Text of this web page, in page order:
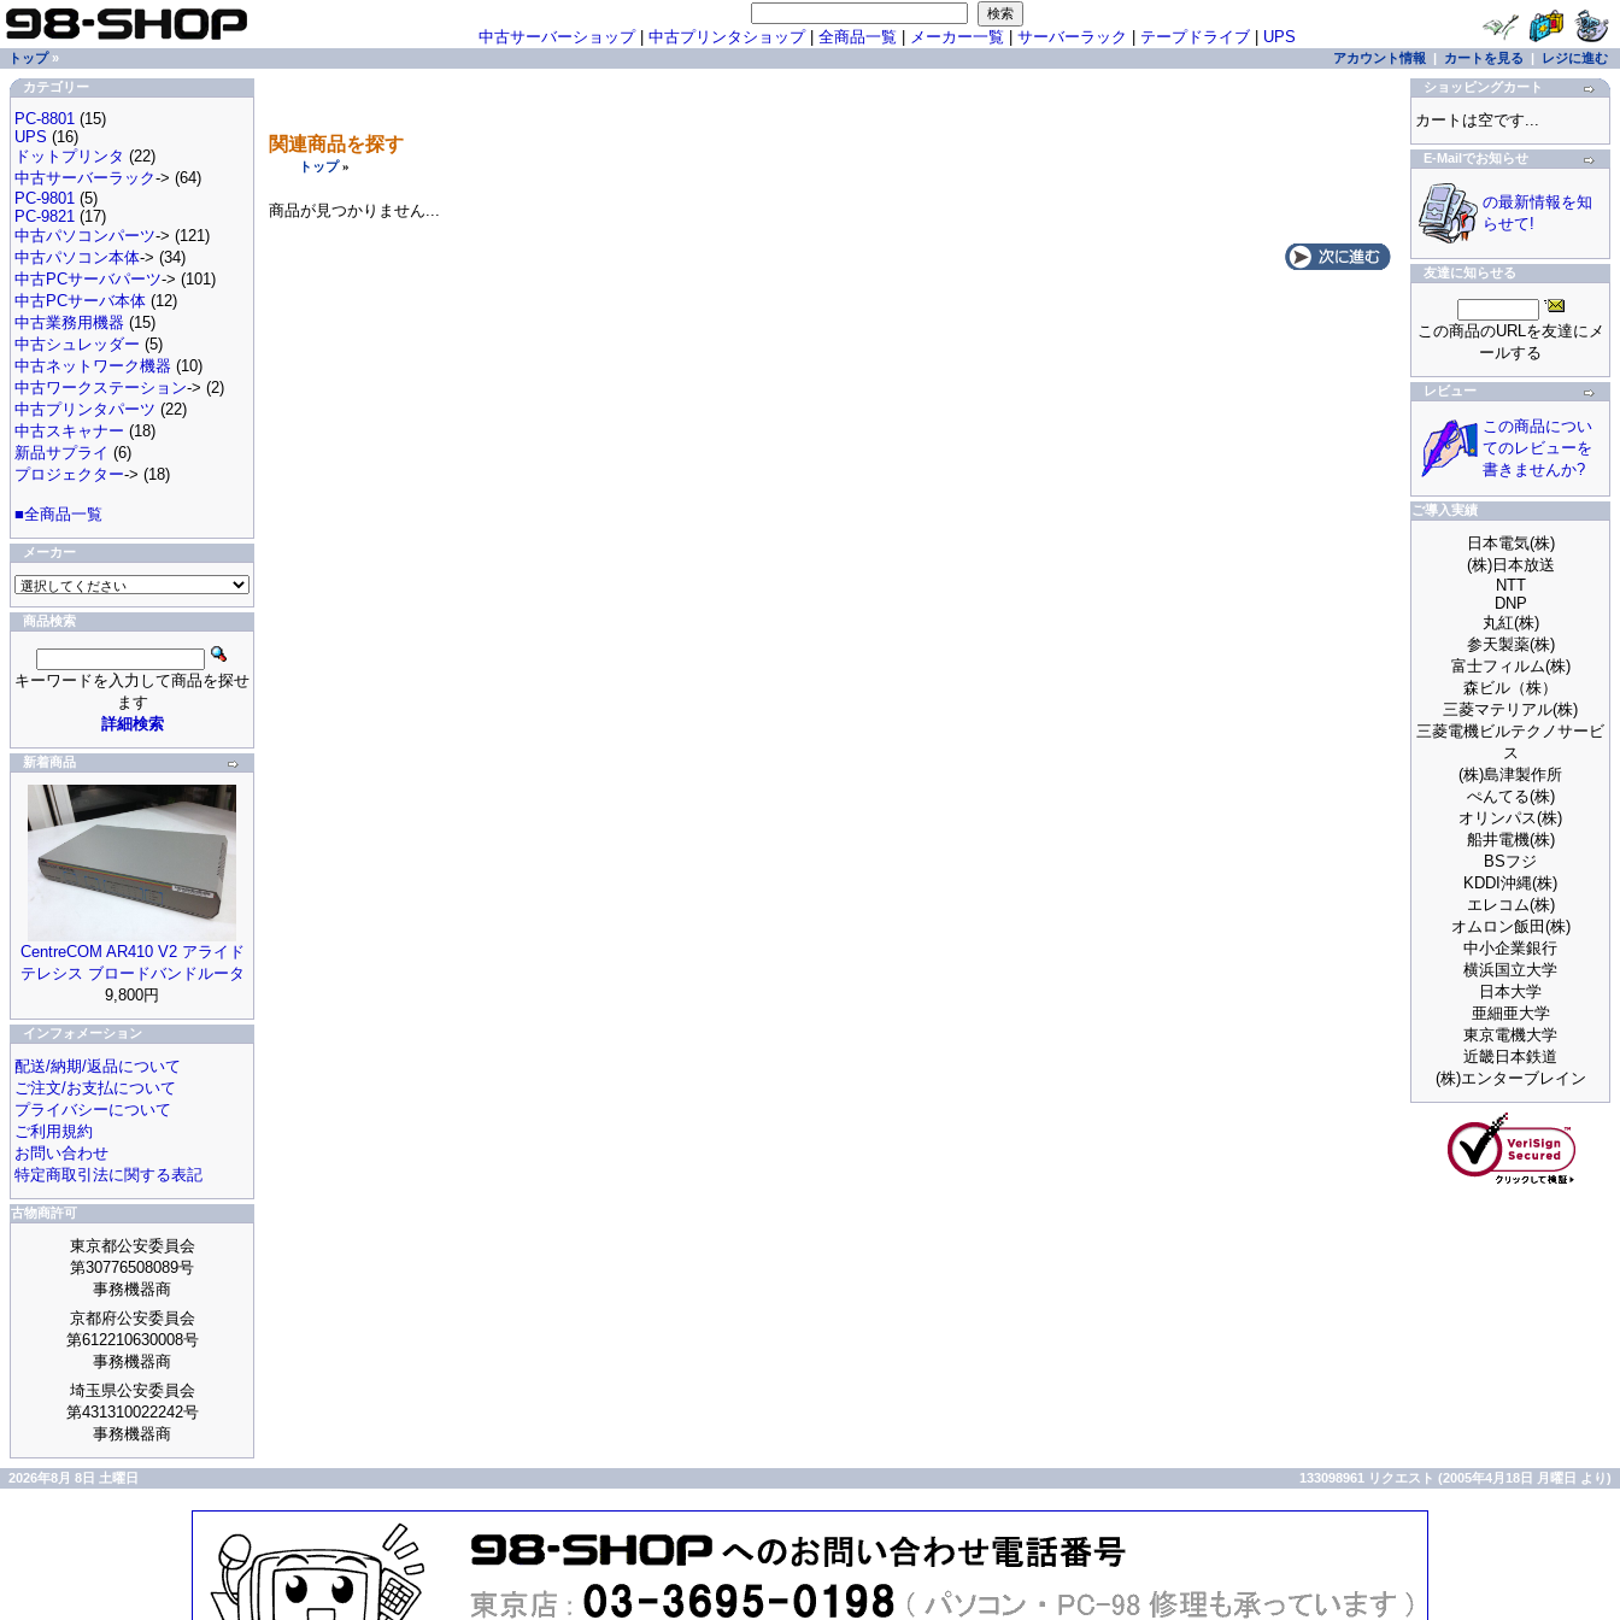
関連商品を探す
トップ»
商品が見つかりません...
中古サーバーショップ| 中古プリンタショップ| 全商品一覧 メーカー一覧 サーバーラック テープドライブ| UPS
トップ» アカウント情報 | カートを見る | レジに進む
カテゴリー
PC-8801 (15)
UPS (16)
ドットプリンタ (22)
中古サーバーラック-> (64)
PC-9801 (5)
PC-9821 (17)
中古パソコンパーツ-> (121)
中古パソコン本体-> (34)
中古PCサーバパーツ-> (101)
中古PCサーバ本体 (12)
中古業務用機器 (15)
中古シュレッダー (5)
中古ネットワーク機器 (10)
中古ワークステーション-> (2)
中古プリンタパーツ (22)
中古スキャナー (18)
新品サプライ (6)
プロジェクター-> (18)
■全商品一覧
メーカー
商品検索
キーワードを入力して商品を探せ
ます
詳細検索
新着商品
CentreCOM AR410 V2 アライド
テレシス ブロードバンドルータ
9,800円
インフォメーション
配送/納期/返品について
ご注文/お支払について
プライバシーについて
ご利用規約
お問い合わせ
特定商取引法に関する表記
古物商許可
東京都公安委員会
第30776508089号
事務機器商
京都府公安委員会
第612210630008号
事務機器商
埼玉県公安委員会
第431310022242号
事務機器商
ショッピングカート
カートは空です...
E-Mailでお知らせ
の最新情報を知
らせて!
友達に知らせる
この商品のURLを友達にメ
ールする
レビュー
この商品につい
てのレビューを
書きませんか?
ご導入実績
日本電気(株)
(株)日本放送
NTT
DNP
丸紅(株)
参天製薬(株)
富士フィルム(株)
森ビル（株）
三菱マテリアル(株)
三菱電機ビルテクノサービ
ス
(株)島津製作所
ぺんてる(株)
オリンパス(株)
船井電機(株)
BSフジ
KDDI沖縄(株)
エレコム(株)
オムロン飯田(株)
中小企業銀行
横浜国立大学
日本大学
亜細亜大学
東京電機大学
近畿日本鉄道
(株)エンターブレイン
2026年8月 8日 土曜日 133098961 リクエスト (2005年4月18日 月曜日 より)